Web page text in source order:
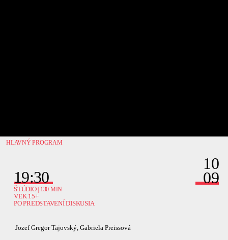
HLAVNÝ PROGRAM
19:30
ŠTÚDIO | 130 MIN
VEK 15+
PO PREDSTAVENÍ DISKUSIA
10
09
Jozef Gregor Tajovský, Gabriela Preissová